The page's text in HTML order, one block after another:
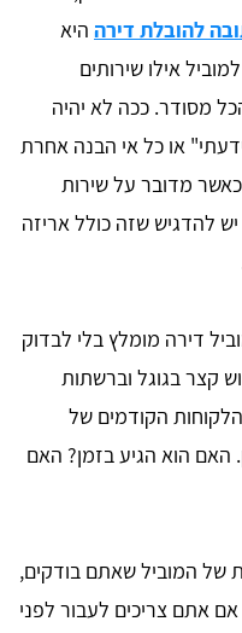
להובלת דירה היא
אילו שירותים
מסודר. ככה לא יהיה
או כל אי הבנה אחרת
מדובר על שירות
להדגיש שזה כולל אריזה
דירה מומלץ בלי לבדוק
קצר בגוגל וברשתות
הקודמים של
האם הוא הגיע בזמן? האם
של המוביל שאתם בודקים,
אתם צריכים לעבור לפני